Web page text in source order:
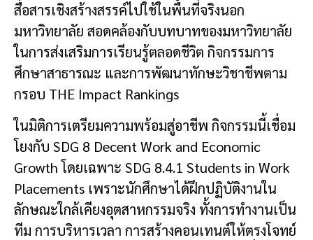
สื่อสารเชิงสร้างสรรค์ไปใช้ในพื้นที่จริงนอก
มหาวิทยาลัย สอดคล้องกับบทบาทของมหาวิทยาลัย
ในการส่งเสริมการเรียนรู้ตลอดชีวิต กิจกรรมการ
ศึกษาสาธารณะ และการพัฒนาทักษะวิชาชีพตาม
กรอบ THE Impact Rankings
ในมิติการเตรียมความพร้อมสู่อาชีพ กิจกรรมนี้เชื่อม
โยงกับ SDG 8 Decent Work and Economic
Growth โดยเฉพาะ SDG 8.4.1 Students in Work
Placements เพราะนักศึกษาได้ฝึกปฏิบัติงานใน
ลักษณะใกล้เคียงอุตสาหกรรมจริง ทั้งการทำงานเป็น
ทีม การบริหารเวลา การสร้างคอนเทนต์ให้ตรงโจทย์